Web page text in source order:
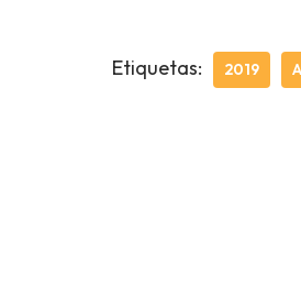
Etiquetas: 2019